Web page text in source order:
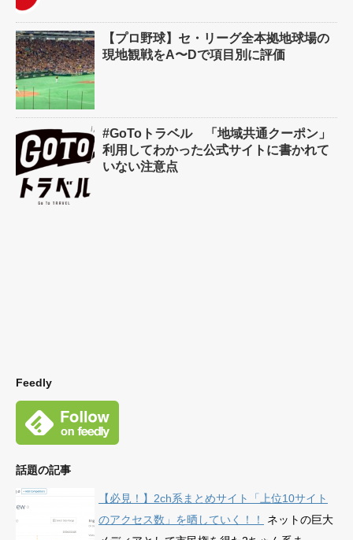
【プロ野球】セ・リーグ全本拠地球場の
現地観戦をA〜Dで項目別に評価
#GoToトラベル 「地域共通クーポン」
利用してわかった公式サイトに書かれて
いない注意点
Feedly
話題の記事
【必見！】2ch系まとめサイト「上位10サイト
のアクセス数」を晒していく！！
ネットの巨大